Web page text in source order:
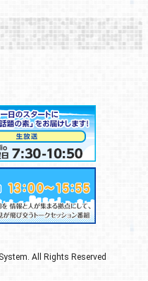
All Rights Reserved